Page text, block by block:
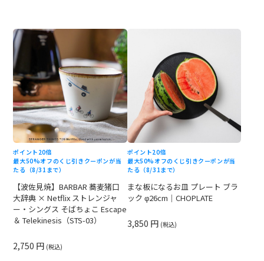
ポイント20倍
最大50%オフのくじ引きクーポンが当
たる（8/31まで）
【波佐見焼】BARBAR 蕎麦猪口
大辞典 × Netflix ストレンジャ
ー・シングス そばちょこ Escape
＆ Telekinesis（STS-03）
2,750 円 (税込)
ポイント20倍
最大50%オフのくじ引きクーポンが当
たる（8/31まで）
まな板になるお皿 プレート ブラ
ック φ26cm｜CHOPLATE
3,850 円 (税込)